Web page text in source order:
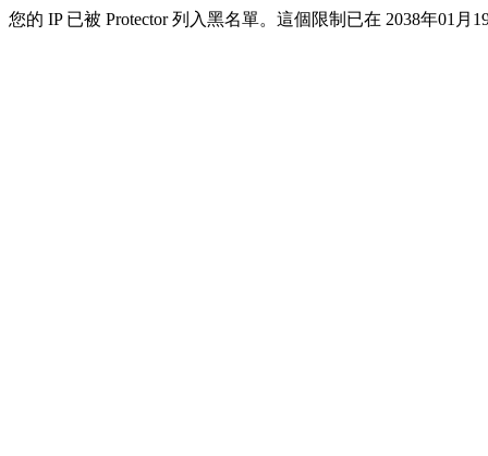
您的 IP 已被 Protector 列入黑名單。這個限制已在 2038年01月